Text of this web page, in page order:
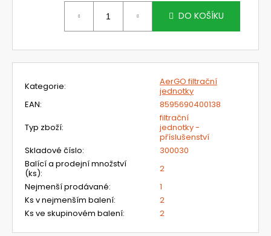
DO KOŠÍKU
Kategorie:
AerGO filtrační
jednotky
EAN:
8595690400138
Typ zboží:
filtrační
jednotky -
příslušenství
Skladové číslo:
300030
Balící a prodejní množství
(ks):
2
Nejmenší prodávané:
1
Ks v nejmenším balení:
2
Ks ve skupinovém balení: 2
m
e
G3000NOR31FH15C
LESNICKÝ
PRŮMYSLOVÝ
3M
PRO
OCHRANU
OBLIČEJE
SLUCHU